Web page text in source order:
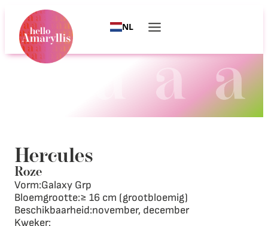
NL
Hercules
Roze
Vorm:Galaxy Grp
Bloemgrootte:≥ 16 cm (grootbloemig)
Beschikbaarheid:november, december
Kweker: